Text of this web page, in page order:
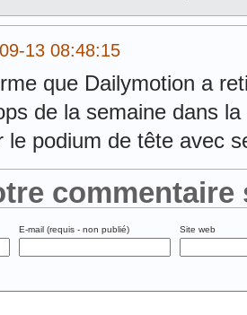
13 08:48:15
que Dailymotion a
de la semaine dans
le podium de tête avec
commentaire
E-mail (requis - non publié) Site web